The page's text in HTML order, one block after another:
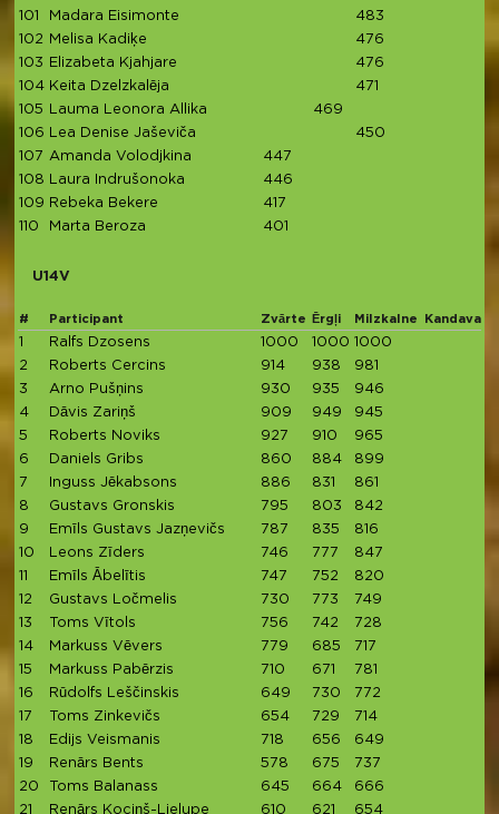
101
Madara Eisimonte 483
102
Melisa Kadiķe 476
103
Elizabeta Kjahjare 476
104 Keita Dzelzkalēja 471
105
Lauma Leonora Allika 469
106
Lea Denise Jaševiča 450
107
Amanda Volodjkina 447
108
Laura Indrušonoka 446
109
Rebeka Bekere 417
110
Marta Beroza 401
U14V
# Participant Zvārte Ērgļi Milzkalne Kandava
1 Ralfs Dzosens 1000 1000 1000
2
Roberts Cercins 914 938 981
3
Arno Pušņins 930 935 946
4
Dāvis Zariņš 909 949 945
5
Roberts Noviks 927 910 965
6
Daniels Gribs 860 884 899
7
Inguss Jēkabsons 886 831 861
8
Gustavs Gronskis 795 803 842
9
Emīls Gustavs Jazņevičs 787 835 816
10
Leons Zīders 746 777 847
11
Emīls Ābelītis 747 752 820
12
Gustavs Ločmelis 730 773 749
13
Toms Vītols 756 742 728
14
Markuss Vēvers 779 685 717
15
Markuss Pabērzis 710 671 781
16
Rūdolfs Leščinskis 649 730 772
17
Toms Zinkevičs 654 729 714
18
Edijs Veismanis 718 656 649
19
Renārs Bents 578 675 737
20
Toms Balanass 645 664 666
21
Renārs Kociņš-Lielupe 610 621 654